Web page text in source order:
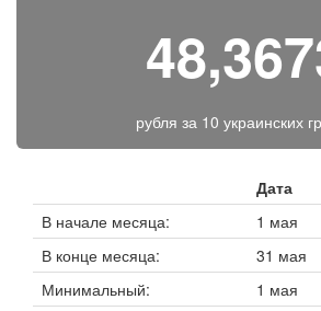
рубля за 10 украинских
Дата
В начале месяца:
1 мая
В конце месяца:
31 мая
Минимальный:
1 мая